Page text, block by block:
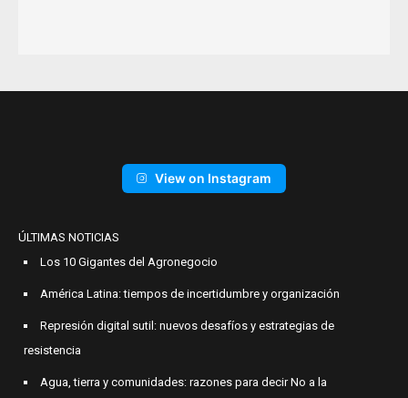
View on Instagram
ÚLTIMAS NOTICIAS
Los 10 Gigantes del Agronegocio
América Latina: tiempos de incertidumbre y organización
Represión digital sutil: nuevos desafíos y estrategias de
resistencia
Agua, tierra y comunidades: razones para decir No a la